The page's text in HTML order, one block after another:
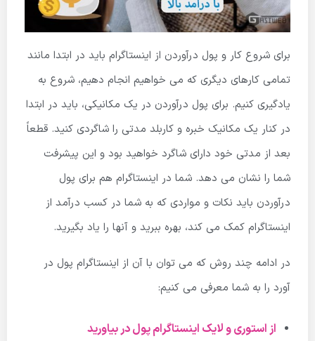
برای شروع کار و پول درآوردن از اینستاگرام باید در ابتدا مانند
تمامی کارهای دیگری که می خواهیم انجام دهیم، شروع به
یادگیری کنیم. برای پول درآوردن در یک مکانیکی، باید در ابتدا
در کنار یک مکانیک خبره و کاربلد مدتی را شاگردی کنید. قطعاً
بعد از مدتی خود دارای شاگرد خواهید بود و این پیشرفت
شما را نشان می دهد. شما در اینستاگرام هم برای پول
درآوردن باید نکات و مواردی که به شما در کسب درآمد از
اینستاگرام کمک می کند، بهره ببرید و آنها را یاد بگیرید.
در ادامه چند روش که می توان با آن از اینستاگرام پول در
آورد را به شما معرفی می کنیم:
از استوری و لایک اینستاگرام پول در بیاورید